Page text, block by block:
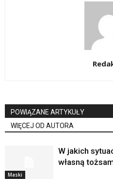
POWIĄZANE ARTYKUŁY
WIĘCEJ OD AUTORA
Maski
W jakich
własną